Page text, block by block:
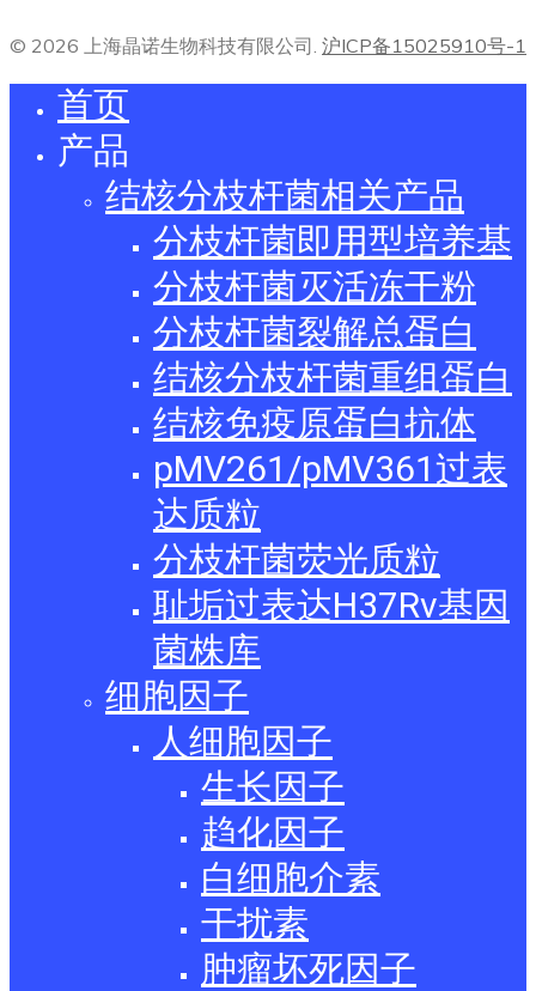
© 2026 上海晶诺生物科技有限公司. 沪ICP备15025910号-1
首页
产品
结核分枝杆菌相关产品
分枝杆菌即用型培养基
分枝杆菌灭活冻干粉
分枝杆菌裂解总蛋白
结核分枝杆菌重组蛋白
结核免疫原蛋白抗体
pMV261/pMV361过表
达质粒
分枝杆菌荧光质粒
耻垢过表达H37Rv基因
菌株库
细胞因子
人细胞因子
生长因子
趋化因子
白细胞介素
干扰素
肿瘤坏死因子